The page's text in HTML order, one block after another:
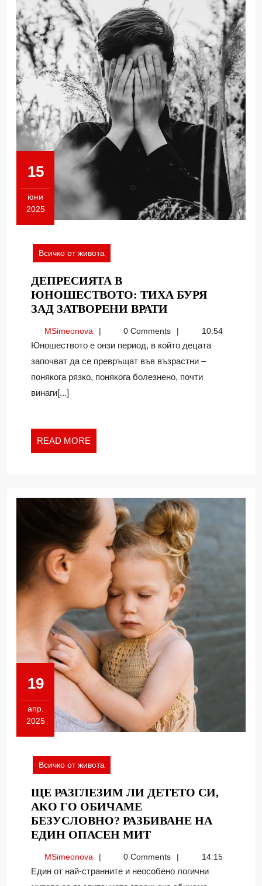
15
юни
2025
15.06.2025
Всичко от живота
ДЕПРЕСИЯТА В
ЮНОШЕСТВОТО: ТИХА БУРЯ
ЗАД ЗАТВОРЕНИ ВРАТИДЕПРЕСИЯТА
ТИХА
БУРЯ
ЗАД
MSimeonovaMSimeonova0 Comments 10:54
Юношеството е онзи период, в който децата
започват да се превръщат във възрастни –
понякога рязко, понякога болезнено, почти
винаги[...]
READ MORE
MORE
19
апр.
2025
19.04.2025
Всичко от живота
ЩЕ РАЗГЛЕЗИМ ЛИ ДЕТЕТО СИ,
АКО ГО ОБИЧАМЕ
БЕЗУСЛОВНО? РАЗБИВАНЕ НА
ЕДИН ОПАСЕН МИТЩЕ
ЛИ
ДЕТЕТО
MSimeonovaMSimeonova0 Comments 14:15
Един от най-странните и неособено логични